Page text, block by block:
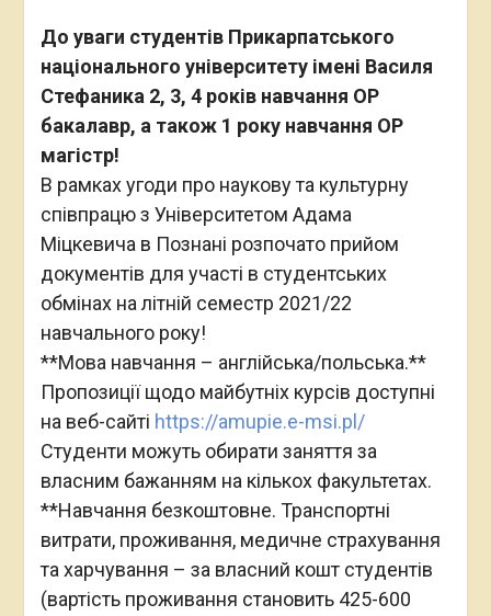
До уваги студентів Прикарпатського
національного університету імені Василя
Стефаника 2, 3, 4 років навчання ОР
бакалавр, а також 1 року навчання ОР
магістр!
В рамках угоди про наукову та культурну
співпрацю з Університетом Адама
Міцкевича в Познані розпочато прийом
документів для участі в студентських
обмінах на літній семестр 2021/22
навчального року!
**Мова навчання – англійська/польська.**
Пропозиції щодо майбутніх курсів доступні
на веб-сайті https://amupie.e-msi.pl/
Студенти можуть обирати заняття за
власним бажанням на кількох факультетах.
**Навчання безкоштовне. Транспортні
витрати, проживання, медичне страхування
та харчування – за власний кошт студентів
(вартість проживання становить 425-600